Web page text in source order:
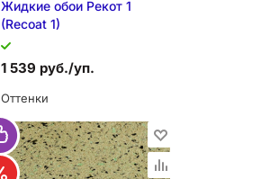
Жидкие обои Рекот 1
(Recoat 1)
1 539 руб./уп.
Оттенки
В КОРЗИНУ